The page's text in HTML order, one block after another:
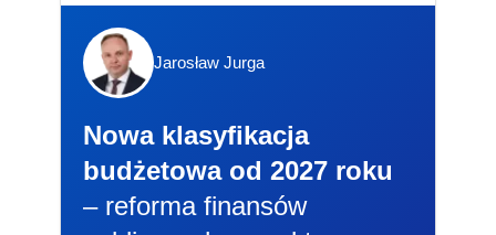
Jarosław Jurga
Nowa klasyfikacja
budżetowa od 2027 roku
– reforma finansów